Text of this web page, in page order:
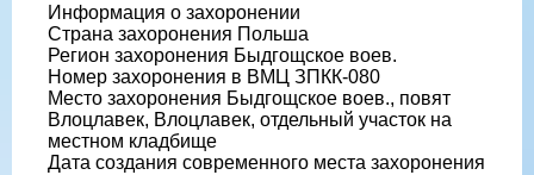
Информация о захоронении
Страна захоронения Польша
Регион захоронения Быдгощское воев.
Номер захоронения в ВМЦ ЗПКК-080
Место захоронения Быдгощское воев., повят
Влоцлавек, Влоцлавек, отдельный участок на
местном кладбище
Дата создания современного места захоронения